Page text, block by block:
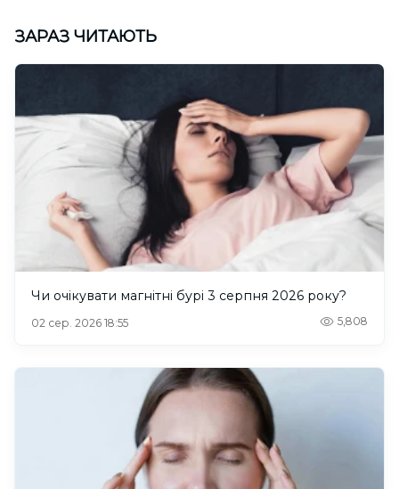
ЗАРАЗ ЧИТАЮТЬ
Чи очікувати магнітні бурі 3 серпня 2026 року?
02 сер. 2026 18:55 5,808